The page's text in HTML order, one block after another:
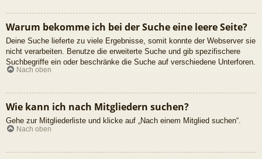
Warum bekomme ich bei der Suche eine leere Seite?
Deine Suche lieferte zu viele Ergebnisse, somit konnte der Webserver sie
nicht verarbeiten. Benutze die erweiterte Suche und gib spezifischere
Suchbegriffe ein oder beschränke die Suche auf verschiedene Unterforen.
Nach oben
Wie kann ich nach Mitgliedern suchen?
Gehe zur Mitgliederliste und klicke auf „Nach einem Mitglied suchen“.
Nach oben